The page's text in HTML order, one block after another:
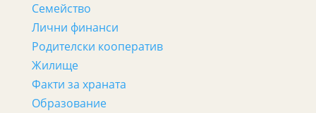
Семейство
Лични финанси
Родителски кооператив
Жилище
Факти за храната
Образование